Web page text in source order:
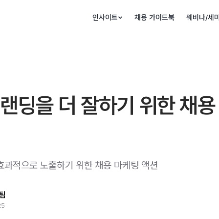
인사이트 채용 가이드북 웨비나/세
딩을 더 잘하기 위한 채용
과적으로 노출하기 위한 채용 마케팅 액션